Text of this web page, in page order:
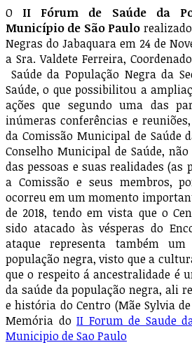
O II Fórum de Saúde da
Município de São Paulo
Negras do Jabaquara em 24 de
a Sra. Valdete Ferreira,
Saúde da População Negra da
Saúde, o que possibilitou a
ações que segundo uma das
inúmeras conferências e
da Comissão Municipal de Saúde
Conselho Municipal de Saúde,
das pessoas e suas realidades (as
a Comissão e seus membros,
ocorreu em um momento
de 2018, tendo em vista que o
sido atacado às vésperas do
ataque representa também
população negra, visto que a
que o respeito á ancestralidade é
da saúde da população negra, ali
e história do Centro (Mãe Sylvia
Memória doII Forum de Saude
Municipio de Sao Paulo